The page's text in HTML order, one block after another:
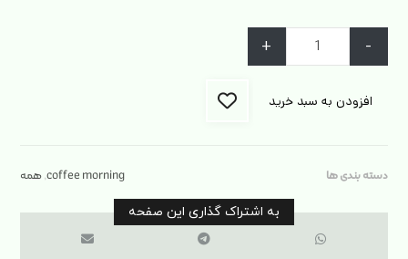
-
+
افزودن به سبد خرید
دسته بندی ها coffee morning
,همه